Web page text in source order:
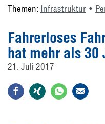
Themen: Infrastruktur
Fahrerloses
hat mehr als 30
21. Juli 2017